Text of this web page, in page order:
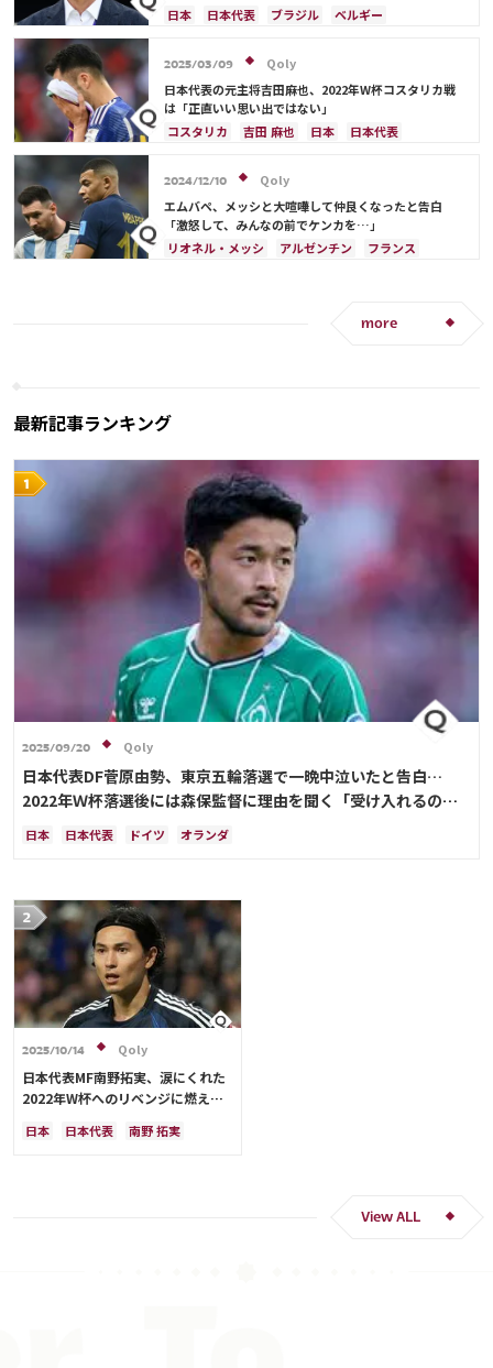
日本 日本代表 ブラジル ベルギー
2025/03/09
Qoly
日本代表の元主将吉田麻也、2022年W杯コスタリカ戦
は「正直いい思い出ではない」
コスタリカ
吉田 麻也 日本
日本代表
2024/12/10
Qoly
エムバペ、メッシと大喧嘩して仲良くなったと告白
「激怒して、みんなの前でケンカを…」
リオネル・メッシ
アルゼンチン フランス
more
最新記事ランキング
2025/09/20 Qoly
日本代表DF菅原由勢、東京五輪落選で一晩中泣いたと告白…
2022年Ｗ杯落選後には森保監督に理由を聞く「受け入れるのは
日本 日本代表 ドイツ オランダ
2025/10/14 Qoly
日本代表MF南野拓実、涙にくれた
2022年W杯へのリベンジに燃える
ー人生をかけた戦い」
日本 日本代表
南野 拓実
View ALL